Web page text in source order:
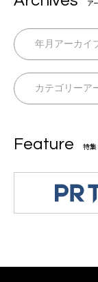
ア
Feature 特集